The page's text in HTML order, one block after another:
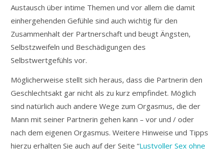
Austausch über intime Themen und vor allem die damit
einhergehenden Gefühle sind auch wichtig für den
Zusammenhalt der Partnerschaft und beugt Ängsten,
Selbstzweifeln und Beschädigungen des
Selbstwertgefühls vor.
Möglicherweise stellt sich heraus, dass die Partnerin den
Geschlechtsakt gar nicht als zu kurz empfindet. Möglich
sind natürlich auch andere Wege zum Orgasmus, die der
Mann mit seiner Partnerin gehen kann – vor und / oder
nach dem eigenen Orgasmus. Weitere Hinweise und Tipps
hierzu erhalten Sie auch auf der Seite “Lustvoller Sex ohne